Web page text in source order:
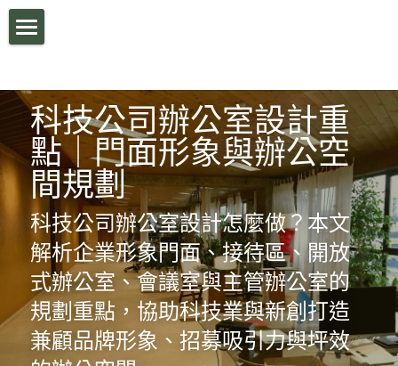
公司簡介
設計案例
住宅空間設計
辦公室裝修|商業空間設計
BLOG
服務流程與執行
聯絡我們
Facebook
科技公司辦公室設計重
點｜門面形象與辦公空
間規劃
科技公司辦公室設計怎麼做？本文
解析企業形象門面、接待區、開放
式辦公室、會議室與主管辦公室的
規劃重點，協助科技業與新創打造
兼顧品牌形象、招募吸引力與坪效